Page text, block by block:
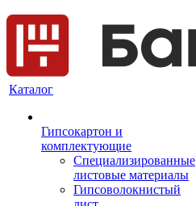
Каталог
Гипсокартон и
комплектующие
Специализированные
листовые материалы
Гипсоволокнистый